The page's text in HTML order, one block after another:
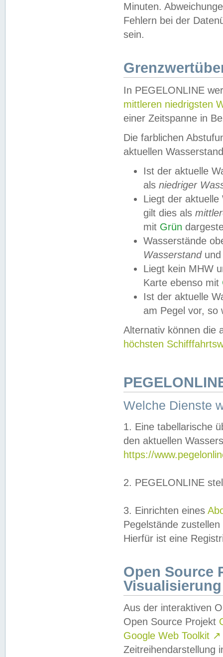
Minuten.
Fehlern bei der
sein.
In PEGELONLINE
mittleren niedrigsten
einer Zeitspanne in
Die farblichen
aktuellen
Ist der aktuelle
als niedriger
Liegt der
gilt dies als
mit Grün
Wasserstände
Wasserstandund
Liegt kein MHW
Karte ebenso mit
Ist der aktuelle
am Pegel vor,
Alternativ können die
höchsten
Welche Dienste
1. Eine tabellarische
den aktuellen
https://
2. PEGELONLINE
3. Einrichten eines
Pegelstände
Hierfür ist eine
Open Source
Visualisierung
Aus der interaktiven
Open Source Projekt
Google Web Toolkit ↗
Zeitreihendarstellung